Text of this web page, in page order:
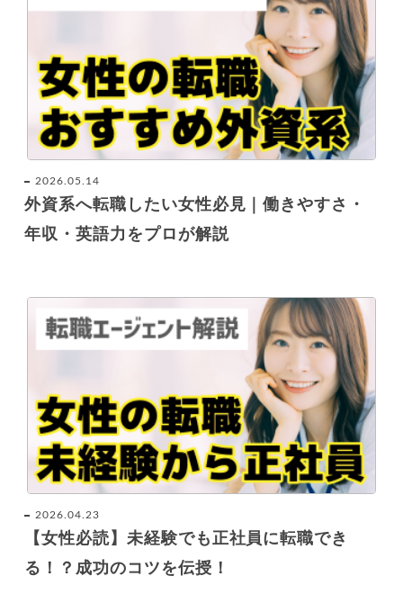
2026.05.14
外資系へ転職したい女性必見｜働きやすさ・
年収・英語力をプロが解説
2026.04.23
【女性必読】未経験でも正社員に転職でき
る！？成功のコツを伝授！